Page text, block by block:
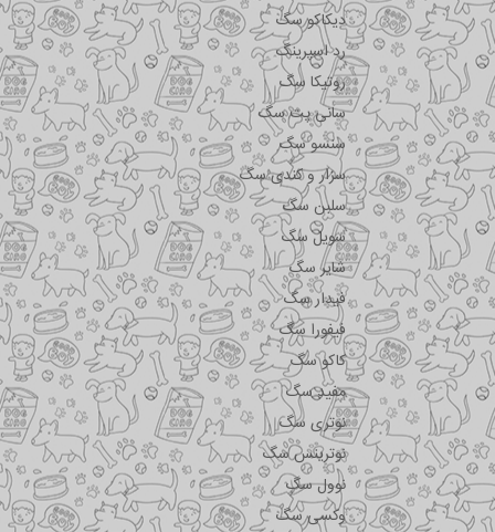
دیکاکو سگ
رد اسپرینگ
روتیکا سگ
سانی پت سگ
سنسو سگ
سزار و کندی سگ
سلبن سگ
سویل سگ
شایر سگ
فیدار سگ
فیفورا سگ
کاکو سگ
مفید سگ
نوتری سگ
نوترینس سگ
نوول سگ
وکسی سگ